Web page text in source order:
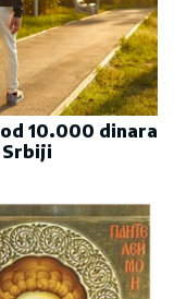
10.000 dinara
Srbiji